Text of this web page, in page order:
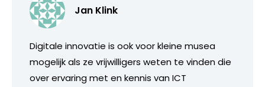
Jan Klink
Digitale innovatie is ook voor kleine musea
mogelijk als ze vrijwilligers weten te vinden die
over ervaring met en kennis van ICT